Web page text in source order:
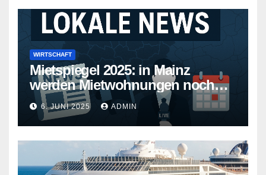
WIRTSCHAFT
Mietspiegel 2025: in Mainz
werden Mietwohnungen noch
teurer
6. JUNI 2025 ADMIN